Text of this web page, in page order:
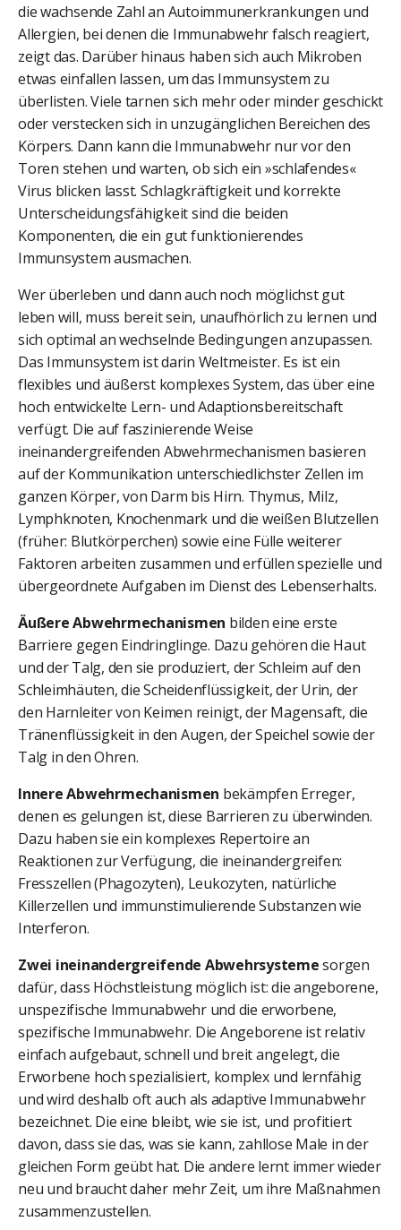
die wachsende Zahl an Autoimmunerkrankungen und
Allergien, bei denen die Immunabwehr falsch reagiert,
zeigt das. Darüber hinaus haben sich auch Mikroben
etwas einfallen lassen, um das Immunsystem zu
überlisten. Viele tarnen sich mehr oder minder geschickt
oder verstecken sich in unzugänglichen Bereichen des
Körpers. Dann kann die Immunabwehr nur vor den
Toren stehen und warten, ob sich ein »schlafendes«
Virus blicken lasst. Schlagkräftigkeit und korrekte
Unterscheidungsfähigkeit sind die beiden
Komponenten, die ein gut funktionierendes
Immunsystem ausmachen.
Wer überleben und dann auch noch möglichst gut
leben will, muss bereit sein, unaufhörlich zu lernen und
sich optimal an wechselnde Bedingungen anzupassen.
Das Immunsystem ist darin Weltmeister. Es ist ein
flexibles und äußerst komplexes System, das über eine
hoch entwickelte Lern- und Adaptionsbereitschaft
verfügt. Die auf faszinierende Weise
ineinandergreifenden Abwehrmechanismen basieren
auf der Kommunikation unterschiedlichster Zellen im
ganzen Körper, von Darm bis Hirn. Thymus, Milz,
Lymphknoten, Knochenmark und die weißen Blutzellen
(früher: Blutkörperchen) sowie eine Fülle weiterer
Faktoren arbeiten zusammen und erfüllen spezielle und
übergeordnete Aufgaben im Dienst des Lebenserhalts.
Äußere Abwehrmechanismen bilden eine erste
Barriere gegen Eindringlinge. Dazu gehören die Haut
und der Talg, den sie produziert, der Schleim auf den
Schleimhäuten, die Scheidenflüssigkeit, der Urin, der
den Harnleiter von Keimen reinigt, der Magensaft, die
Tränenflüssigkeit in den Augen, der Speichel sowie der
Talg in den Ohren.
Innere Abwehrmechanismen bekämpfen Erreger,
denen es gelungen ist, diese Barrieren zu überwinden.
Dazu haben sie ein komplexes Repertoire an
Reaktionen zur Verfügung, die ineinandergreifen:
Fresszellen (Phagozyten), Leukozyten, natürliche
Killerzellen und immunstimulierende Substanzen wie
Interferon.
Zwei ineinandergreifende Abwehrsystemesorgen
dafür, dass Höchstleistung möglich ist: die angeborene,
unspezifische Immunabwehr und die erworbene,
spezifische Immunabwehr. Die Angeborene ist relativ
einfach aufgebaut, schnell und breit angelegt, die
Erworbene hoch spezialisiert, komplex und lernfähig
und wird deshalb oft auch als adaptive Immunabwehr
bezeichnet. Die eine bleibt, wie sie ist, und profitiert
davon, dass sie das, was sie kann, zahllose Male in der
gleichen Form geübt hat. Die andere lernt immer wieder
neu und braucht daher mehr Zeit, um ihre Maßnahmen
zusammenzustellen.